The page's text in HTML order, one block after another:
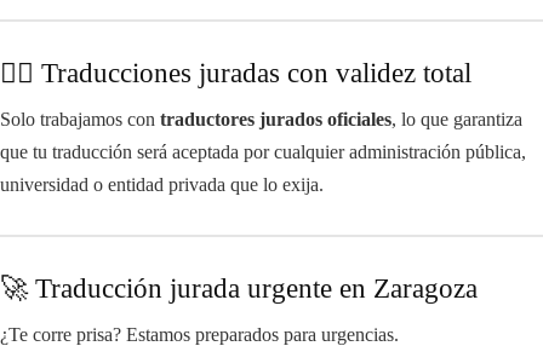
👩‍⚖️ Traducciones juradas con validez total
Solo trabajamos con traductores jurados oficiales, lo que garantiza
que tu traducción será aceptada por cualquier administración pública,
universidad o entidad privada que lo exija.
🚀 Traducción jurada urgente en Zaragoza
¿Te corre prisa? Estamos preparados para urgencias.